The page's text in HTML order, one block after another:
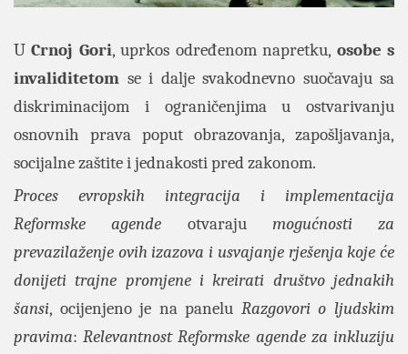
UCrnoj Gori, uprkos određenom napretku, osobe s
invaliditetom se i dalje svakodnevno suočavaju sa
diskriminacijom i ograničenjima u ostvarivanju
osnovnih prava poput obrazovanja, zapošljavanja,
socijalne zaštite i jednakosti pred zakonom.
Proces evropskih integracija i implementacija
Reformske agende otvaraju mogućnosti za
prevazilaženje ovih izazova i usvajanje rješenja koje će
donijeti trajne promjene i kreirati društvo jednakih
šansi, ocijenjeno je na panelu Razgovori o ljudskim
pravima:Relevantnost Reformske agende za inkluziju